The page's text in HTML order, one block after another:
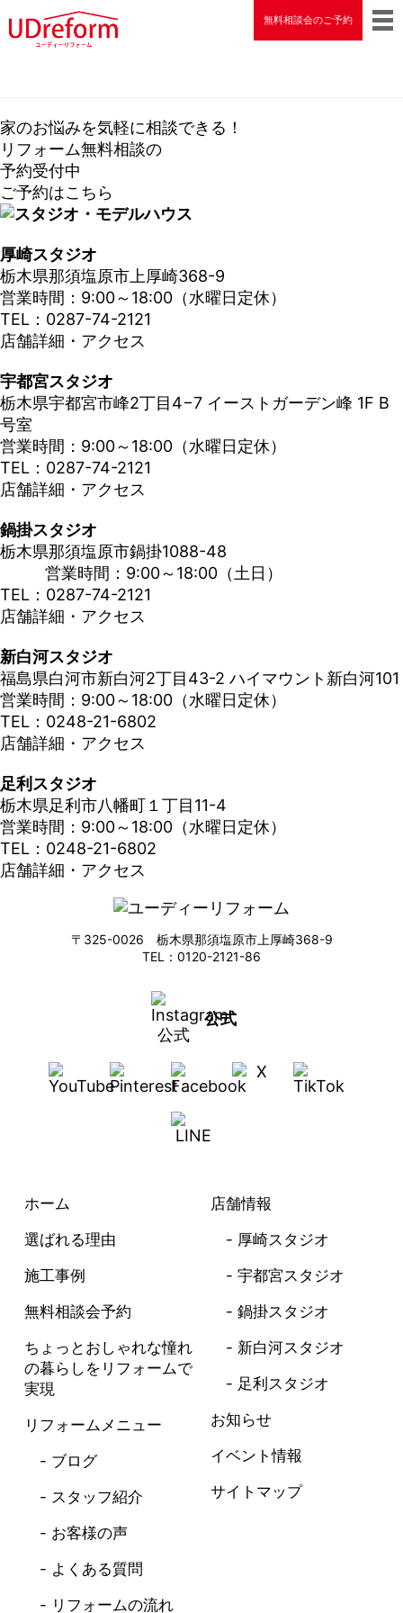
無料相談会のご予約
家のお悩みを気軽に相談できる！
リフォーム無料相談の
予約受付中
ご予約はこちら
厚崎スタジオ
栃木県那須塩原市上厚崎368-9
営業時間：9:00～18:00（水曜日定休）
TEL：0287-74-2121
店舗詳細・アクセス
宇都宮スタジオ
栃木県宇都宮市峰2丁目4−7 イーストガーデン峰 1F B
号室
営業時間：9:00～18:00（水曜日定休）
TEL：0287-74-2121
店舗詳細・アクセス
鍋掛スタジオ
栃木県那須塩原市鍋掛1088-48
営業時間：9:00～18:00（土日）
TEL：0287-74-2121
店舗詳細・アクセス
新白河スタジオ
福島県白河市新白河2丁目43-2 ハイマウント新白河101
営業時間：9:00～18:00（水曜日定休）
TEL：0248-21-6802
店舗詳細・アクセス
足利スタジオ
栃木県足利市八幡町１丁目11-4
営業時間：9:00～18:00（水曜日定休）
TEL：0248-21-6802
店舗詳細・アクセス
〒325-0026 栃木県那須塩原市上厚崎368-9
TEL：0120-2121-86
公式
ホーム
選ばれる理由
施工事例
無料相談会予約
ちょっとおしゃれな憧れ
の暮らしを リフォームで
実現
リフォームメニュー
ブログ
スタッフ紹介
お客様の声
よくある質問
リフォームの流れ
店舗情報
厚崎スタジオ
宇都宮スタジオ
鍋掛スタジオ
新白河スタジオ
足利スタジオ
お知らせ
イベント情報
サイトマップ